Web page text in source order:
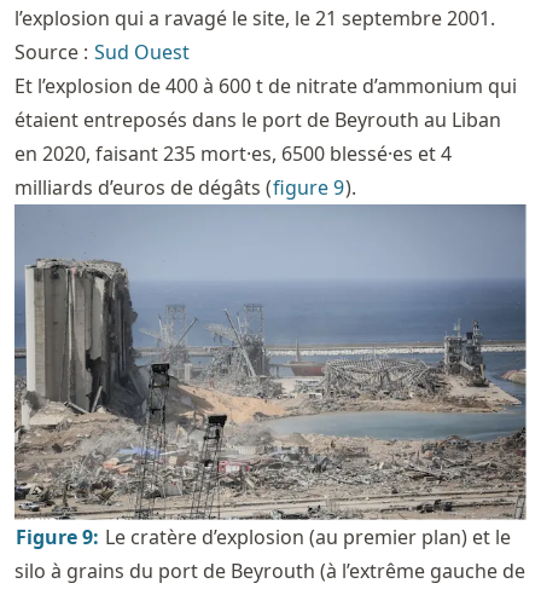
l’explosion qui a ravagé le site, le 21 septembre 2001.
Source : Sud Ouest
Et l’explosion de 400 à 600 t de nitrate d’ammonium qui
étaient entreposés dans le port de Beyrouth au Liban
en 2020, faisant 235 mort·es, 6500 blessé·es et 4
milliards d’euros de dégâts (figure9).
Figure9: Le cratère d’explosion (au premier plan) et le
silo à grains du port de Beyrouth (à l’extrême gauche de